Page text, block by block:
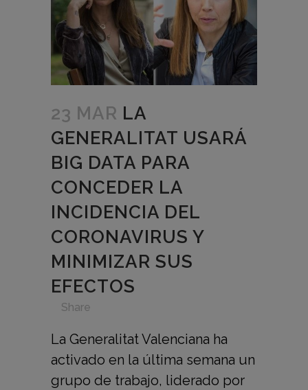
23 MAR LA
GENERALITAT USARÁ
BIG DATA PARA
CONCEDER LA
INCIDENCIA DEL
CORONAVIRUS Y
MINIMIZAR SUS
EFECTOS
Share
La Generalitat Valenciana ha
activado en la última semana un
grupo de trabajo, liderado por